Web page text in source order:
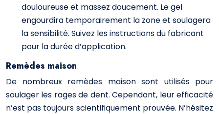
douloureuse et massez doucement. Le gel
engourdira temporairement la zone et soulagera
la sensibilité. Suivez les instructions du fabricant
pour la durée d’application.
Remèdes maison
De nombreux remèdes maison sont utilisés pour
soulager les rages de dent. Cependant, leur efficacité
n’est pas toujours scientifiquement prouvée. N’hésitez